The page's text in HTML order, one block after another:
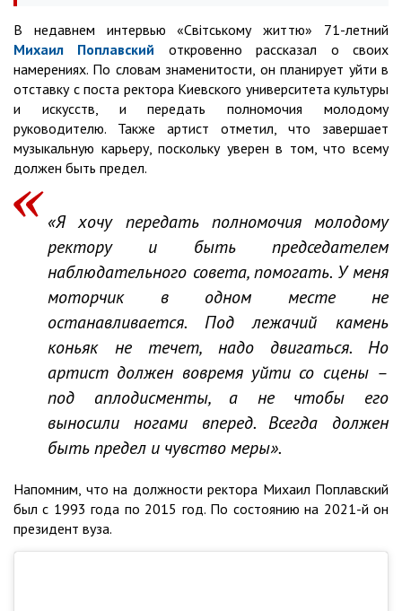
В недавнем интервью «Світському життю» 71-летний
Михаил Поплавский откровенно рассказал о своих
намерениях. По словам знаменитости, он планирует уйти в
отставку с поста ректора Киевского университета культуры
и искусств, и передать полномочия молодому
руководителю. Также артист отметил, что завершает
музыкальную карьеру, поскольку уверен в том, что всему
должен быть предел.
«Я хочу передать полномочия молодому
ректору и быть председателем
наблюдательного совета, помогать. У меня
моторчик в одном месте не
останавливается. Под лежачий камень
коньяк не течет, надо двигаться. Но
артист должен вовремя уйти со сцены –
под аплодисменты, а не чтобы его
выносили ногами вперед. Всегда должен
быть предел и чувство меры».
Напомним, что на должности ректора Михаил Поплавский
был с 1993 года по 2015 год. По состоянию на 2021-й он
президент вуза.